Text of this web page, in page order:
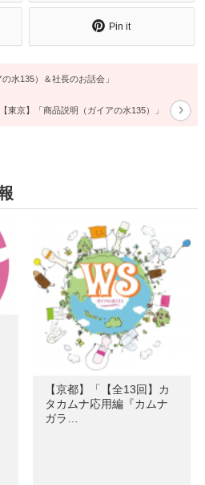
Pin it
水135）＆社長のお話会」
【東京】「商品説明（ガイアの水135）」
【京都】「【全13回】カ
タカムナ応用編『カムナ
ガラ…